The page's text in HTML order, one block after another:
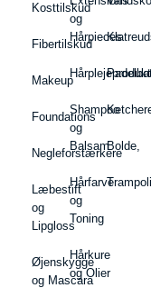
Kosttilskud
Fibertilskud
Makeup
Foundations
Negleforstærkere
Læbestift
og
Lipgloss
Øjenskygge
og Mascara
og
Hårpieces
Shampoo
og
Balsam
Hårfarve
og
Toning
Hårkure
og Olier
Bolde,